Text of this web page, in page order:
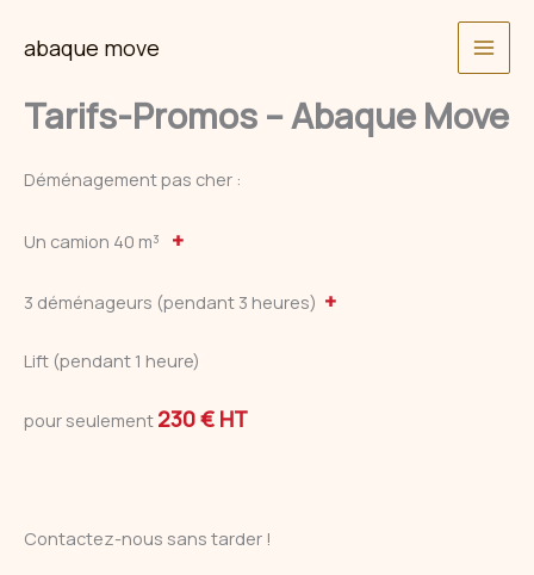
abaque move
Tarifs-Promos – Abaque Move
Déménagement pas cher :
Un camion 40 m³ +
3 déménageurs (pendant 3 heures) +
Lift (pendant 1 heure)
pour seulement 230 € HT
Contactez-nous sans tarder !